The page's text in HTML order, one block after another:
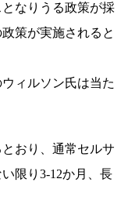
なりうる政策が採
策が実施されると
ィルソン氏は当た
おり、通常セルサ
限り3-12か月、長